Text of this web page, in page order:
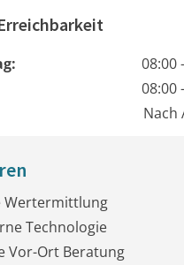
08:00
08:00
Nach
Wertermittlung
Technologie
Vor-Ort Beratung